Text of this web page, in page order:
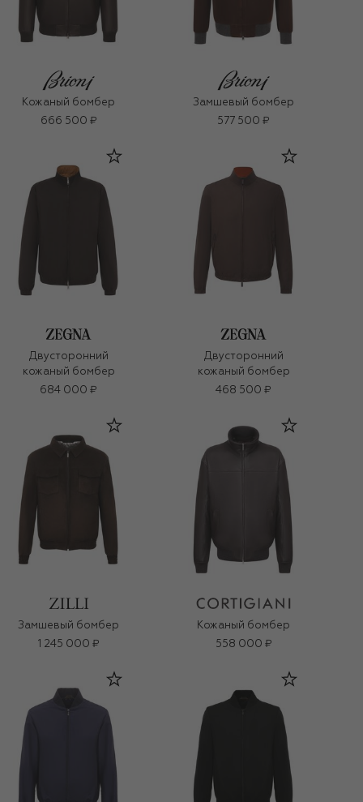
Кожаный бомбер
666 500 ₽
Замшевый бомбер
577 500 ₽
Двусторонний
кожаный бомбер
684 000 ₽
Двусторонний
кожаный бомбер
468 500 ₽
Замшевый бомбер
1 245 000 ₽
Кожаный бомбер
558 000 ₽